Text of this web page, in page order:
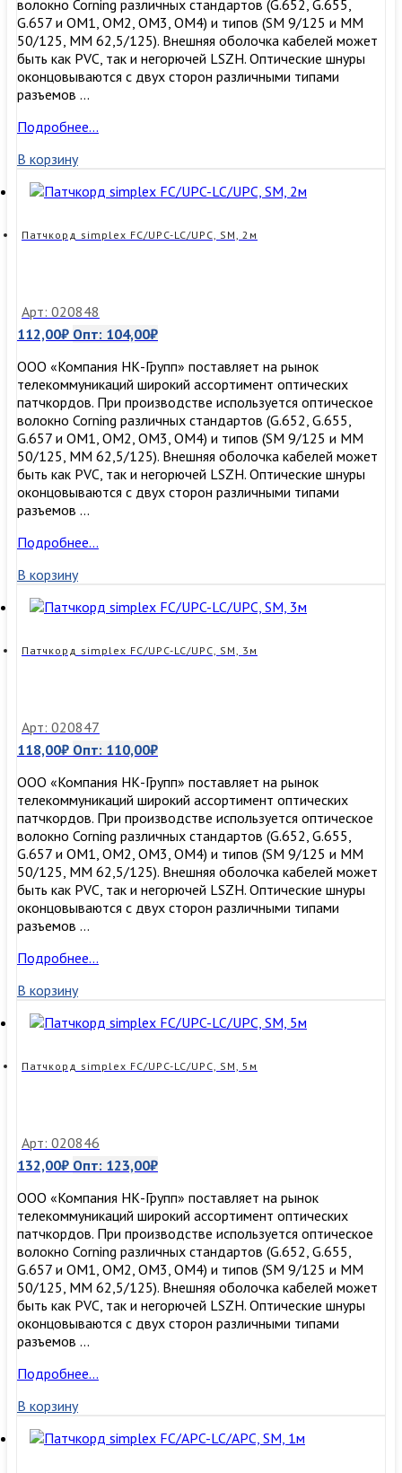
волокно Corning различных стандартов (G.652, G.655,
G.657 и OM1, OM2, OM3, ОМ4) и типов (SM 9/125 и MM
50/125, MM 62,5/125). Внешняя оболочка кабелей может
быть как PVC, так и негорючей LSZH. Оптические шнуры
оконцовываются с двух сторон различными типами
разъемов …
Патчкорд
FC/UPC-
LC/UPC,
SM,
Подробнее…
В корзину
Патчкорд simplex FC/UPC-LC/UPC, SM, 2м
Арт: 020848
112,00₽ Опт: 104,00₽
ООО «Компания НК-Групп» поставляет на рынок
телекоммуникаций широкий ассортимент оптических
патчкордов. При производстве используется оптическое
волокно Corning различных стандартов (G.652, G.655,
G.657 и OM1, OM2, OM3, ОМ4) и типов (SM 9/125 и MM
50/125, MM 62,5/125). Внешняя оболочка кабелей может
быть как PVC, так и негорючей LSZH. Оптические шнуры
оконцовываются с двух сторон различными типами
разъемов …
Патчкорд
FC/UPC-
LC/UPC,
SM,
Подробнее…
В корзину
Патчкорд simplex FC/UPC-LC/UPC, SM, 3м
Арт: 020847
118,00₽ Опт: 110,00₽
ООО «Компания НК-Групп» поставляет на рынок
телекоммуникаций широкий ассортимент оптических
патчкордов. При производстве используется оптическое
волокно Corning различных стандартов (G.652, G.655,
G.657 и OM1, OM2, OM3, ОМ4) и типов (SM 9/125 и MM
50/125, MM 62,5/125). Внешняя оболочка кабелей может
быть как PVC, так и негорючей LSZH. Оптические шнуры
оконцовываются с двух сторон различными типами
разъемов …
Патчкорд
FC/UPC-
LC/UPC,
SM,
Подробнее…
В корзину
Патчкорд simplex FC/UPC-LC/UPC, SM, 5м
Арт: 020846
132,00₽ Опт: 123,00₽
ООО «Компания НК-Групп» поставляет на рынок
телекоммуникаций широкий ассортимент оптических
патчкордов. При производстве используется оптическое
волокно Corning различных стандартов (G.652, G.655,
G.657 и OM1, OM2, OM3, ОМ4) и типов (SM 9/125 и MM
50/125, MM 62,5/125). Внешняя оболочка кабелей может
быть как PVC, так и негорючей LSZH. Оптические шнуры
оконцовываются с двух сторон различными типами
разъемов …
Патчкорд
FC/UPC-
LC/UPC,
SM,
Подробнее…
В корзину